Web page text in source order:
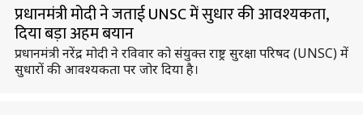
प्रधानमंत्री मोदी ने जताई UNSC में सुधार की आवश्यकता,
दिया बड़ा अहम बयान
प्रधानमंत्री नरेंद्र मोदी ने रविवार को संयुक्त राष्ट्र सुरक्षा परिषद (UNSC) में
सुधारों की आवश्यकता पर जोर दिया है।